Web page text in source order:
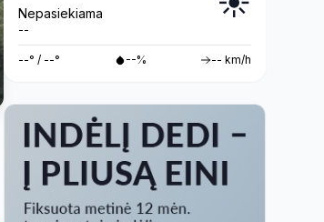
Nepasiekiama
--
--° / --° --% -- km/h